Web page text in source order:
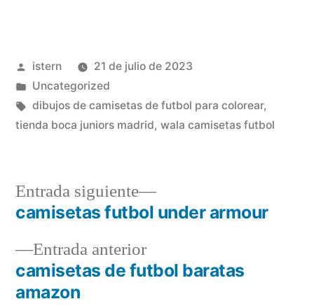
Publicado
por
istern
21 de julio de 2023
Publicado
en
Uncategorized
Etiquetas:
dibujos de camisetas de futbol para colorear,
tienda boca juniors madrid, wala camisetas futbol
Navegación
de
entradas
Entrada anteriorEntrada
anterior:
camisetas de futbol baratas
amazon
Entrada siguiente
Entrada
siguiente:
camisetas futbol under armour